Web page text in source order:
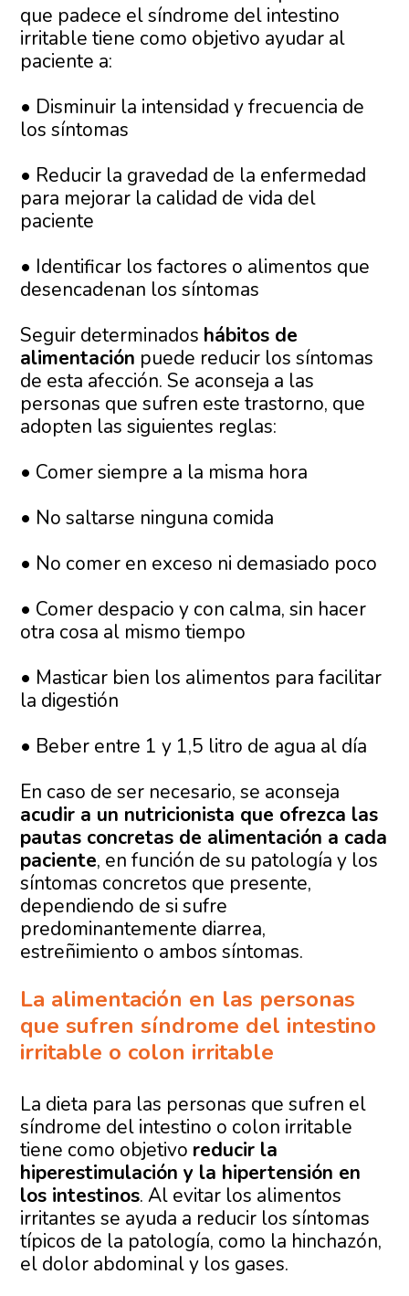
que padece el síndrome del intestino
irritable tiene como objetivo ayudar al
paciente a:
• Disminuir la intensidad y frecuencia de
los síntomas
• Reducir la gravedad de la enfermedad
para mejorar la calidad de vida del
paciente
• Identificar los factores o alimentos que
desencadenan los síntomas
Seguir determinados hábitos de
alimentación puede reducir los síntomas
de esta afección. Se aconseja a las
personas que sufren este trastorno, que
adopten las siguientes reglas:
• Comer siempre a la misma hora
• No saltarse ninguna comida
• No comer en exceso ni demasiado poco
• Comer despacio y con calma, sin hacer
otra cosa al mismo tiempo
• Masticar bien los alimentos para facilitar
la digestión
• Beber entre 1 y 1,5 litro de agua al día
En caso de ser necesario, se aconseja
acudir a un nutricionista que ofrezca las
pautas concretas de alimentación a cada
paciente, en función de su patología y los
síntomas concretos que presente,
dependiendo de si sufre
predominantemente diarrea,
estreñimiento o ambos síntomas.
La alimentación en las personas
que sufren síndrome del intestino
irritable o colon irritable
La dieta para las personas que sufren el
síndrome del intestino o colon irritable
tiene como objetivo reducir la
hiperestimulación y la hipertensión en
los intestinos. Al evitar los alimentos
irritantes se ayuda a reducir los síntomas
típicos de la patología, como la hinchazón,
el dolor abdominal y los gases.